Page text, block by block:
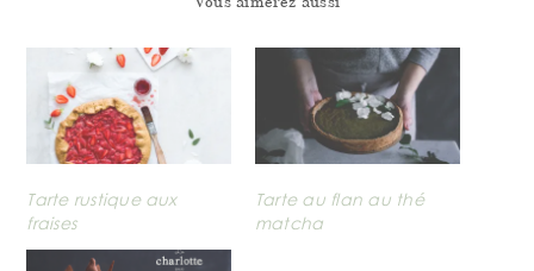
Tarte rustique aux
fraises
Tarte au flan au thé
matcha